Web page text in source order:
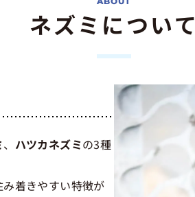
ネズミについて
、 ハツカネズミの3種
着きやすい特徴が